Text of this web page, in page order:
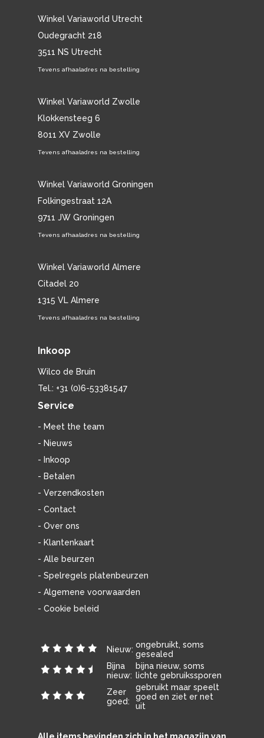
Winkel Variaworld Utrecht
Oudegracht 218
3511 NS Utrecht
Tevens afhaaladres na bestelling
Winkel Variaworld Zwolle
Klokkensteeg 6
8011 XV Zwolle
Tevens afhaaladres na bestelling
Winkel Variaworld Groningen
Folkingestraat 12A
9711 JW Groningen
Tevens afhaaladres na bestelling
Winkel Variaworld Almere
Citadel 20
1315 VL Almere
Tevens afhaaladres na bestelling
Inkoop
Wilco de Bruin
Tel.: +31 (0)6-53381547
Service
- Meet the team
- Nieuws
- Inkoop
- Betalen
- Verzendkosten
- Contact
- Over ons
- Klantenkaart
- Alle beurzen
- Spelregels platenbeurzen
- Algemene voorwaarden
- Cookie beleid
Nieuw: ongebruikt, soms
gesealed
Bijna
nieuw:
bijna nieuw, soms
lichte gebruikssporen
Zeer
goed:
gebruikt maar speelt
goed en ziet er net
uit